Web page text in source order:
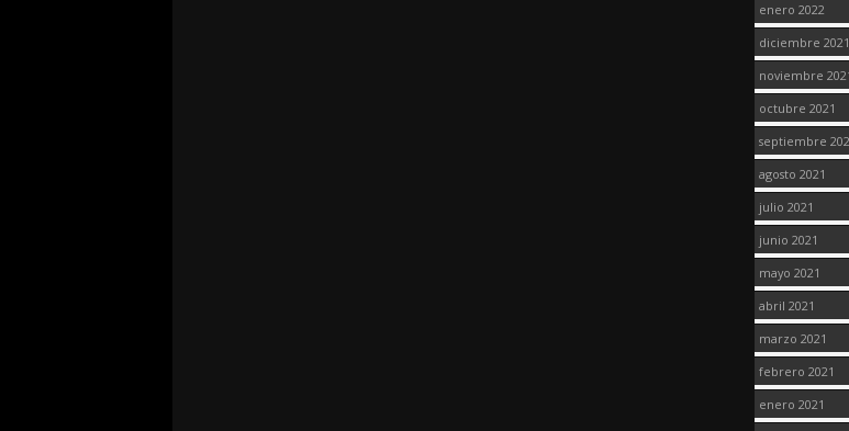
enero 2022
diciembre 2021
noviembre
octubre 2021
septiembre
agosto 2021
julio 2021
junio 2021
mayo 2021
abril 2021
marzo 2021
febrero 2021
enero 2021